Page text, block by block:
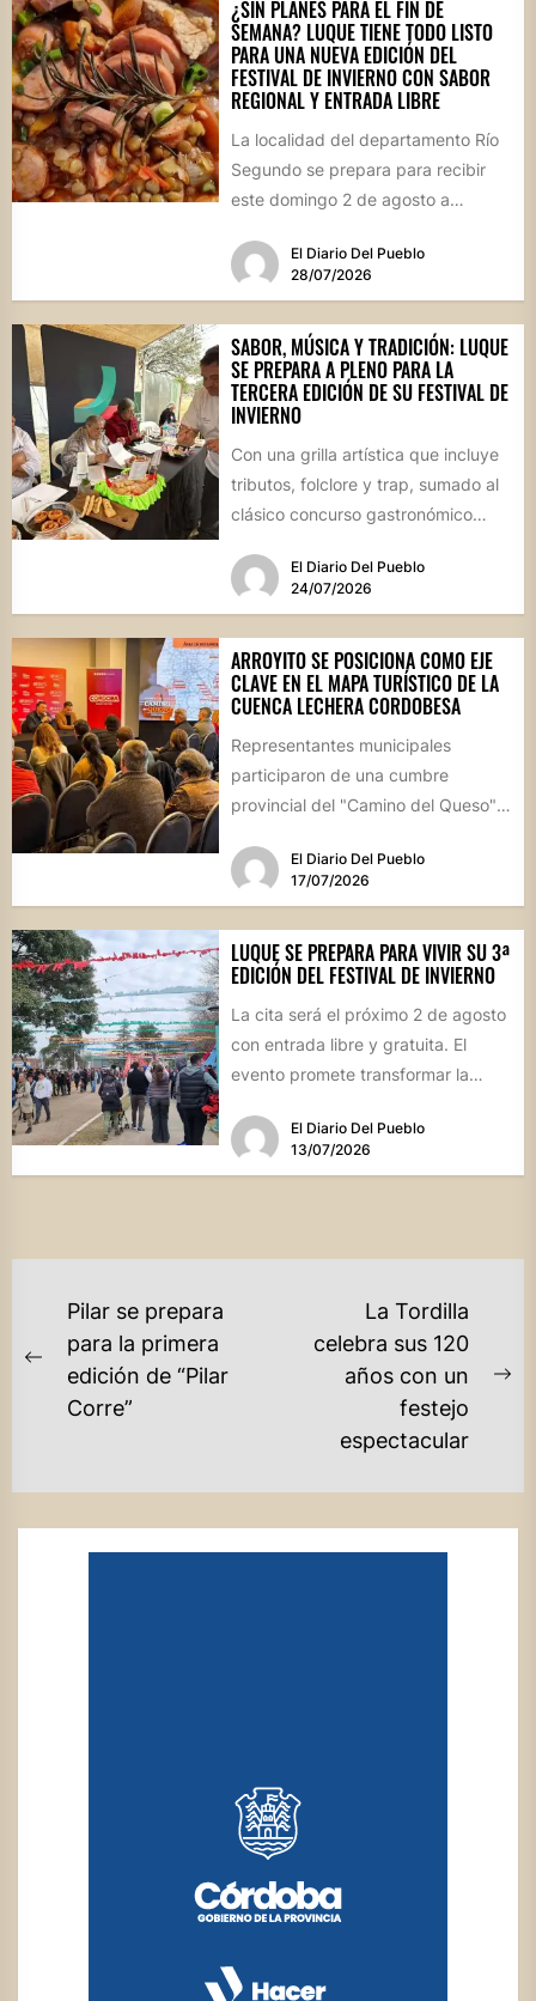
¿SIN PLANES PARA EL FIN DE
SEMANA? LUQUE TIENE TODO LISTO
PARA UNA NUEVA EDICIÓN DEL
FESTIVAL DE INVIERNO CON SABOR
REGIONAL Y ENTRADA LIBRE
La localidad del departamento Río
Segundo se prepara para recibir
este domingo 2 de agosto a
El Diario Del Pueblo
28/07/2026
SABOR, MÚSICA Y TRADICIÓN: LUQUE
SE PREPARA A PLENO PARA LA
TERCERA EDICIÓN DE SU FESTIVAL DE
INVIERNO
Con una grilla artística que incluye
tributos, folclore y trap, sumado al
clásico concurso gastronómico
celebrará...El Diario Del Pueblo
24/07/2026
ARROYITO SE POSICIONA COMO EJE
CLAVE EN EL MAPA TURÍSTICO DE LA
CUENCA LECHERA CORDOBESA
Representantes municipales
participaron de una cumbre
provincial del "Camino del Queso",
identidad productiva y...
El Diario Del Pueblo
17/07/2026
LUQUE SE PREPARA PARA VIVIR SU 3ª
EDICIÓN DEL FESTIVAL DE INVIERNO
La cita será el próximo 2 de agosto
con entrada libre y gratuita. El
evento promete transformar la
El Diario Del Pueblo
13/07/2026
NAVEGACIÓN
DE
ENTRADAS
Previous
post:
Pilar se prepara
para la primera
edición de “Pilar
Corre”
La Tordilla
celebra sus 120
años con un
festejo
espectacular